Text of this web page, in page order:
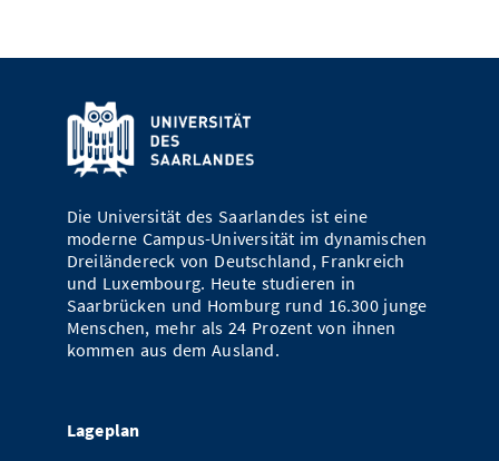
Die Universität des Saarlandes ist eine
moderne Campus-Universität im dynamischen
Dreiländereck von Deutschland, Frankreich
und Luxembourg. Heute studieren in
Saarbrücken und Homburg rund 16.300 junge
Menschen, mehr als 24 Prozent von ihnen
kommen aus dem Ausland.
Lageplan